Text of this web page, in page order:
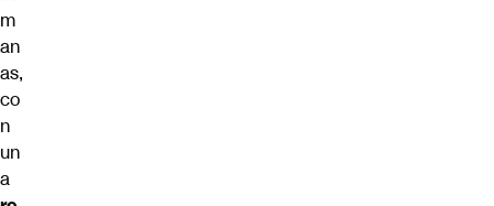
m
an
as,
co
n
un
a